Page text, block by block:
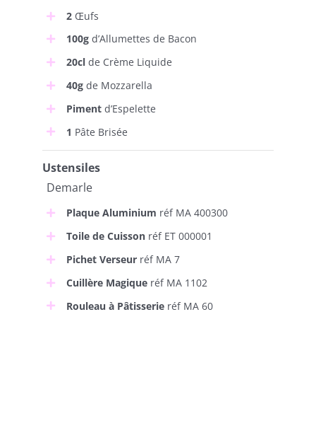
2Œufs
100gd’Allumettes de Bacon
20clde Crème Liquide
40gde Mozzarella
Pimentd’Espelette
1 Pâte Brisée
Ustensiles
Demarle
Plaque Aluminium réf MA 400300
Toile de Cuissonréf ET 000001
Pichet Verseurréf MA 7
Cuillère Magiqueréf MA 1102
Rouleau à Pâtisserieréf MA 60